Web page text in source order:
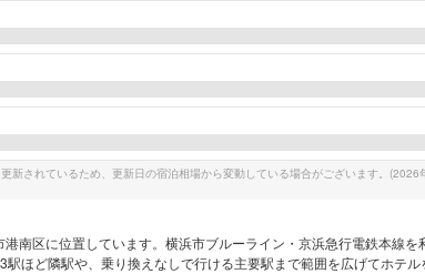
新されているため、更新日の宿泊相場から変動している場合がございます。(2026
港南区に位置しています。 横浜市ブルーライン・京浜急行電鉄本線を
ほど隣駅や、乗り換えなしで行ける主要駅まで範囲を広げてホテル